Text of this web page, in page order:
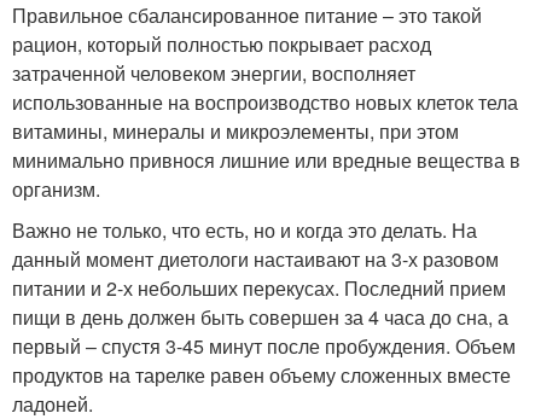
Правильное сбалансированное питание – это такой
рацион, который полностью покрывает расход
затраченной человеком энергии, восполняет
использованные на воспроизводство новых клеток тела
витамины, минералы и микроэлементы, при этом
минимально привнося лишние или вредные вещества в
организм.
Важно не только, что есть, но и когда это делать. На
данный момент диетологи настаивают на 3-х разовом
питании и 2-х небольших перекусах. Последний прием
пищи в день должен быть совершен за 4 часа до сна, а
первый – спустя 3-45 минут после пробуждения. Объем
продуктов на тарелке равен объему сложенных вместе
ладоней.